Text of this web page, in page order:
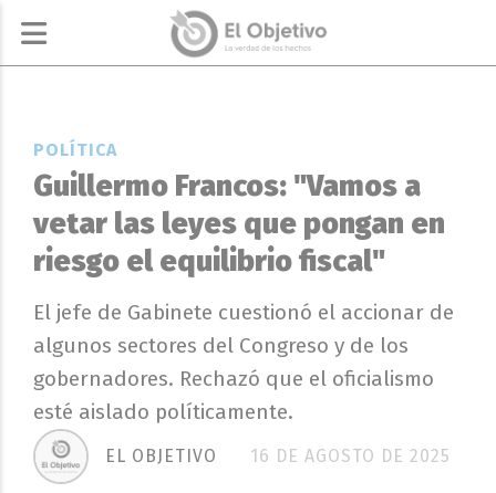
Guillermo Francos: "Vamos a
vetar las leyes que pongan en
riesgo el equilibrio fiscal"
El jefe de Gabinete cuestionó el accionar de
algunos sectores del Congreso y de los
gobernadores. Rechazó que el oficialismo
esté aislado políticamente.
POLÍTICA
16 DE AGOSTO DE 2025
EL OBJETIVO